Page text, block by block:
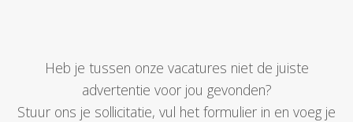
Heb je tussen onze vacatures niet de juiste
advertentie voor jou gevonden?
Stuur ons je sollicitatie, vul het formulier in en voeg je